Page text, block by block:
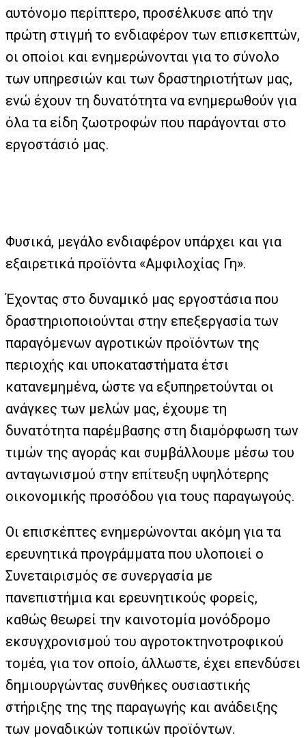
αυτόνομο περίπτερο, προσέλκυσε από την
πρώτη στιγμή το ενδιαφέρον των επισκεπτών,
οι οποίοι και ενημερώνονται για το σύνολο
των υπηρεσιών και των δραστηριοτήτων μας,
ενώ έχουν τη δυνατότητα να ενημερωθούν για
όλα τα είδη ζωοτροφών που παράγονται στο
εργοστάσιό μας.
Φυσικά, μεγάλο ενδιαφέρον υπάρχει και για
εξαιρετικά προϊόντα «Αμφιλοχίας Γη».
Έχοντας στο δυναμικό μας εργοστάσια που
δραστηριοποιούνται στην επεξεργασία των
παραγόμενων αγροτικών προϊόντων της
περιοχής και υποκαταστήματα έτσι
κατανεμημένα, ώστε να εξυπηρετούνται οι
ανάγκες των μελών μας, έχουμε τη
δυνατότητα παρέμβασης στη διαμόρφωση των
τιμών της αγοράς και συμβάλλουμε μέσω του
ανταγωνισμού στην επίτευξη υψηλότερης
οικονομικής προσόδου για τους παραγωγούς.
Οι επισκέπτες ενημερώνονται ακόμη για τα
ερευνητικά προγράμματα που υλοποιεί ο
Συνεταιρισμός σε συνεργασία με
πανεπιστήμια και ερευνητικούς φορείς,
καθώς θεωρεί την καινοτομία μονόδρομο
εκσυγχρονισμού του αγροτοκτηνοτροφικού
τομέα, για τον οποίο, άλλωστε, έχει επενδύσει
δημιουργώντας συνθήκες ουσιαστικής
στήριξης της της παραγωγής και ανάδειξης
των μοναδικών τοπικών προϊόντων.